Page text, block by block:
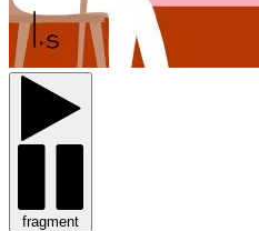
fragment